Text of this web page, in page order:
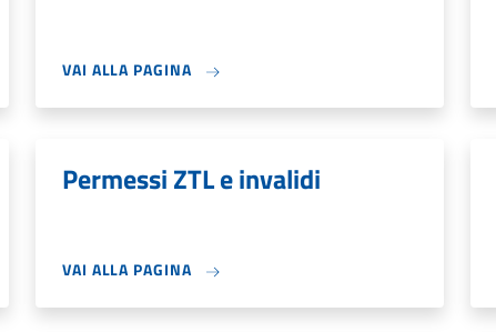
VAI ALLA PAGINA
Permessi ZTL e invalidi
VAI ALLA PAGINA